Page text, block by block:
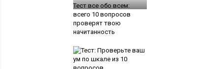
Тест все обо всем:
всего 10 вопросов
проверят твою
начитанность